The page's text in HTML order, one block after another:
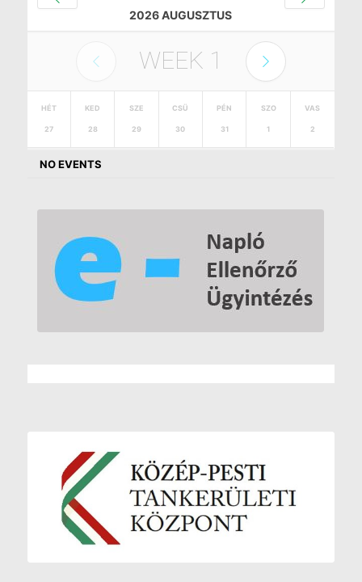
2026 AUGUSZTUS
WEEK 1
HÉT
27
KED
28
SZE
29
CSÜ
30
PÉN
31
SZO
1
VAS
2
NO EVENTS